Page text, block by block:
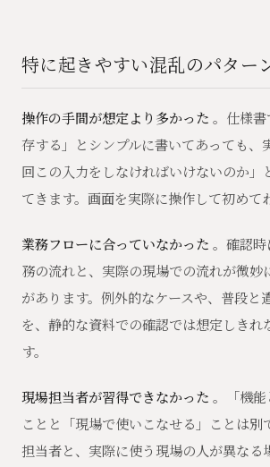
特に起きやすい混乱のパター
操作の手間が想定より多かった 。仕様
存する」とシンプルに書いてあっても、
回この入力をしなければいけないのか」
てきます。画面を実際に操作して初めて
業務フローに合っていなかった 。確認
務の流れと、実際の現場での流れが微妙
があります。例外的なケースや、普段と
を、静的な資料での確認では想定しきれ
す。
現場担当者が習得できなかった 。「機能
ことと「現場で使いこなせる」ことは別
担当者と、実際に使う現場の人が異なる